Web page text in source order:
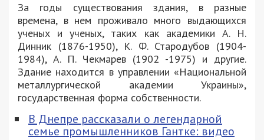
За годы существования здания, в разные
времена, в нем проживало много выдающихся
ученых и ученых, таких как академики А. Н.
Динник (1876-1950), К. Ф. Стародубов (1904-
1984), А. П. Чекмарев (1902 -1975) и другие.
Здание находится в управлении «Национальной
металлургической академии Украины»,
государственная форма собственности.
В Днепре рассказали о легендарной
семье промышленников Гантке: видео